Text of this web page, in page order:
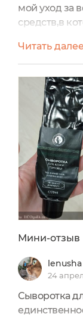
мой уход за
средств,в
Мастерской
Признаюсь
внимания
думаю,что
большое
Читать далее
Мини-отзыв
lenusha
24
Сыворотка